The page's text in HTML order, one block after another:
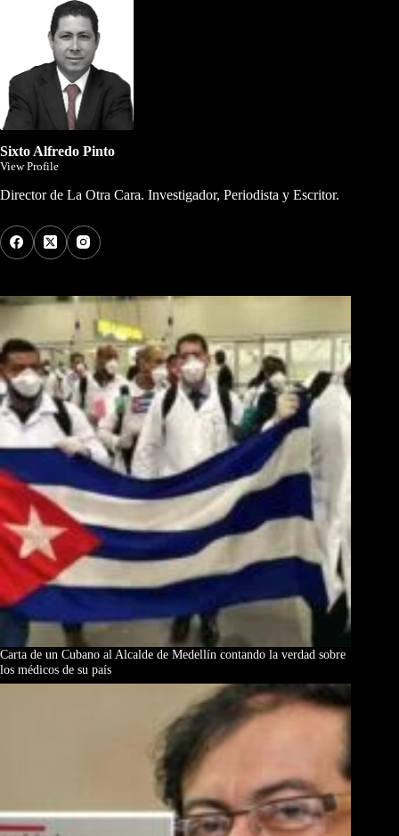
Sixto Alfredo Pinto
View Profile
Director de La Otra Cara. Investigador, Periodista y Escritor.
Carta de un Cubano al Alcalde de Medellín contando la verdad sobre
los médicos de su país